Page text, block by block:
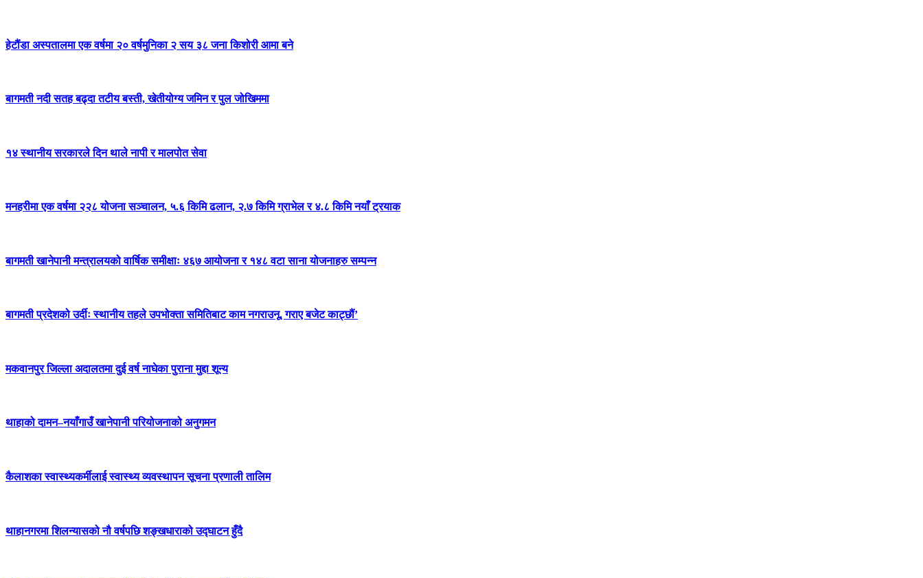
हेटौंडा अस्पतालमा एक वर्षमा २० वर्षमुनिका २ सय ३८ जना किशोरी आमा बने
बागमती नदी सतह बढ्दा तटीय बस्ती, खेतीयोग्य जमिन र पुल जोखिममा
१४ स्थानीय सरकारले दिन थाले नापी र मालपोत सेवा
मनहरीमा एक वर्षमा २२८ योजना सञ्चालन, ५.६ किमि ढलान, २.७ किमि ग्राभेल र ४.८ किमि नयाँ ट्रयाक
बागमती खानेपानी मन्त्रालयको वार्षिक समीक्षाः ४६७ आयोजना र १४८ वटा साना योजनाहरु सम्पन्न
बागमती प्रदेशको उर्दीः स्थानीय तहले उपभोक्ता समितिबाट काम नगराउनू, गराए बजेट काट्छौं’
मकवानपुर जिल्ला अदालतमा दुई वर्ष नाघेका पुराना मुद्दा शून्य
थाहाको दामन–नयाँगाउँ खानेपानी परियोजनाको अनुगमन
कैलाशका स्वास्थ्यकर्मीलाई स्वास्थ्य व्यवस्थापन सूचना प्रणाली तालिम
थाहानगरमा शिलन्यासको नौ वर्षपछि शङ्खधाराको उद्घाटन हुँदै